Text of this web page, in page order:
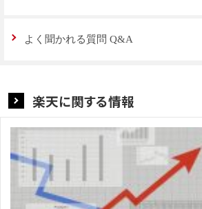
よく聞かれる質問 Q&A
楽天に関する情報